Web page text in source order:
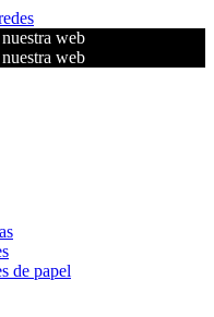
web
web
de papel